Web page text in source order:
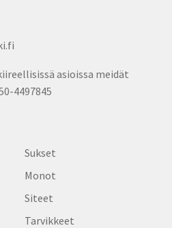
asioissa meidät
4497845
Sukset
Monot
Siteet
Tarvikkeet